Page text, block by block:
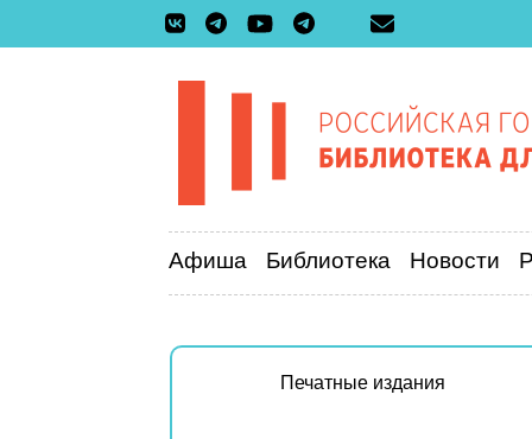
Афиша Библиотека Новости
Печатные издания